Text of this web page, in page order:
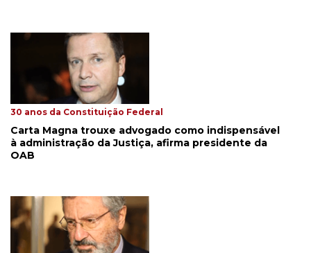
30 anos da Constituição Federal
Carta Magna trouxe advogado como indispensável
à administração da Justiça, afirma presidente da
OAB